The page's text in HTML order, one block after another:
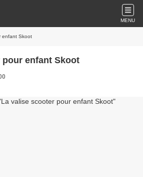
MENU
enfant Skoot
enfant Skoot